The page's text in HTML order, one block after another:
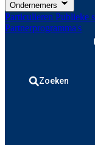
Ondernemers
Particulieren Publieke
Partnerprogramma's
Zoeken